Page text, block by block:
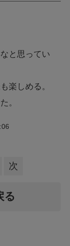
と思ってい
楽しめる。
。
次
る